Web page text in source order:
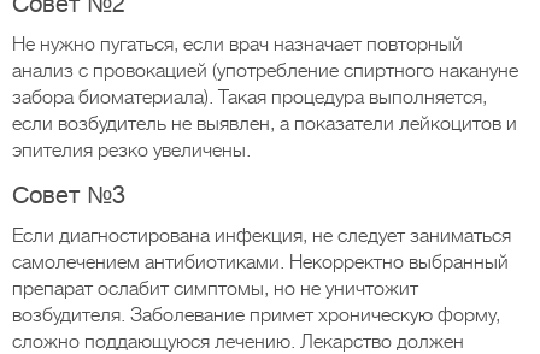
Не нужно пугаться, если врач назначает повторный
анализ с провокацией (употребление спиртного накануне
забора биоматериала). Такая процедура выполняется,
если возбудитель не выявлен, а показатели лейкоцитов и
эпителия резко увеличены.
Совет №3
Если диагностирована инфекция, не следует заниматься
самолечением антибиотиками. Некорректно выбранный
препарат ослабит симптомы, но не уничтожит
возбудителя. Заболевание примет хроническую форму,
сложно поддающуюся лечению. Лекарство должен